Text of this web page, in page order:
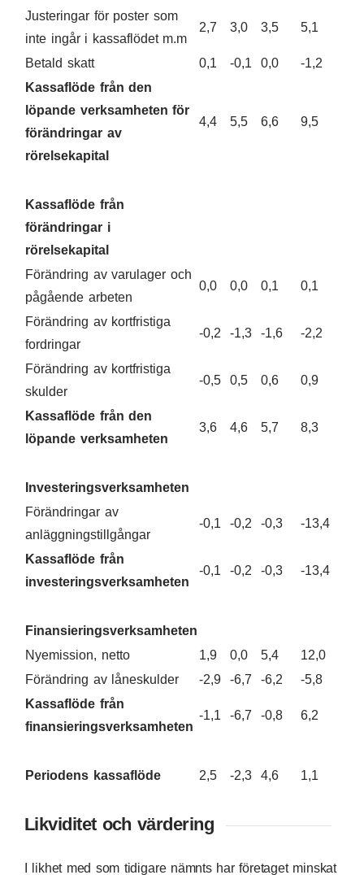
Justeringar för poster som
inte ingår i kassaflödet m.m
2,7 3,0 3,5 5,1
Betald skatt 0,1 -0,1 0,0 -1,2
Kassaflöde från den
löpande verksamheten för
förändringar av
rörelsekapital
4,4 5,5 6,6 9,5
Kassaflöde från
förändringar i
rörelsekapital
Förändring av varulager och
pågående arbeten
0,0 0,0 0,1 0,1
Förändring av kortfristiga
fordringar
-0,2 -1,3 -1,6 -2,2
Förändring av kortfristiga
skulder
-0,5 0,5 0,6 0,9
Kassaflöde från den
löpande verksamheten
3,6 4,6 5,7 8,3
Investeringsverksamheten
Förändringar av
anläggningstillgångar
-0,1 -0,2 -0,3 -13,4
Kassaflöde från
investeringsverksamheten
-0,1 -0,2 -0,3 -13,4
Finansieringsverksamheten
Nyemission, netto
1,9 0,0 5,4 12,0
Förändring av låneskulder
-2,9 -6,7 -6,2 -5,8
Kassaflöde från
finansieringsverksamheten
-1,1 -6,7 -0,8 6,2
Periodens kassaflöde 2,5 -2,3 4,6 1,1
Likviditet och värdering
I likhet med som tidigare nämnts har företaget minskat